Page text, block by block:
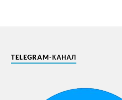
TELEGRAM-КАНАЛ